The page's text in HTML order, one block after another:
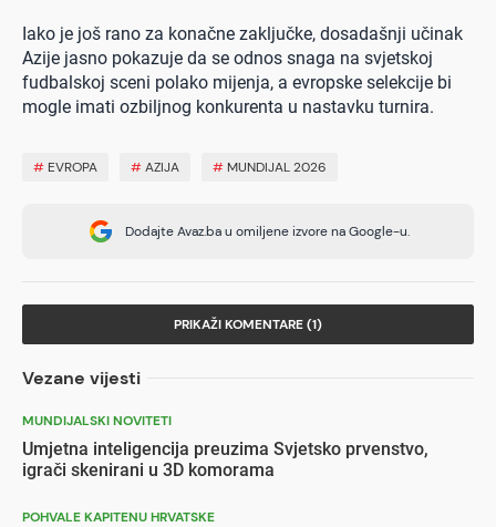
Iako je još rano za konačne zaključke, dosadašnji učinak
Azije jasno pokazuje da se odnos snaga na svjetskoj
fudbalskoj sceni polako mijenja, a evropske selekcije bi
mogle imati ozbiljnog konkurenta u nastavku turnira.
# EVROPA #AZIJA # MUNDIJAL 2026
Dodajte Avaz.ba u omiljene izvore na Google-u.
PRIKAŽI KOMENTARE (1)
Vezane vijesti
MUNDIJALSKI NOVITETI
Umjetna inteligencija preuzima Svjetsko prvenstvo,
igrači skenirani u 3D komorama
POHVALE KAPITENU HRVATSKE